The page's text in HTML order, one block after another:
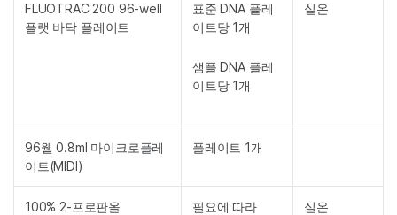
FLUOTRAC 200 96-well
플랫 바닥 플레이트
표준 DNA 플레
이트당 1개
샘플 DNA 플레
이트당 1개
실온
96웰 0.8ml 마이크로플레
이트(MIDI)
플레이트 1개
100% 2-프로판올 필요에 따라 실온